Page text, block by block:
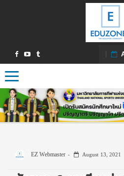
Toggle navigation
EZ Webmaster August 13, 2021